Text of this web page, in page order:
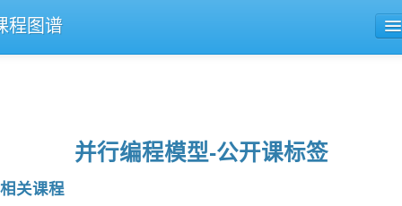
程图谱
并行编程模型-公开课标签
相关课程